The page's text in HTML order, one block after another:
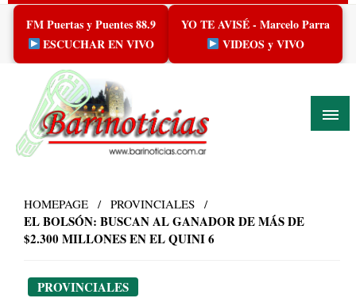
Skip
content
FM Puertas y Puentes 88.9
ESCUCHAR EN VIVO
YO TE AVISÉ - Marcelo Parra
VIDEOS y VIVO
HOMEPAGE PROVINCIALES
EL BOLSÓN: BUSCAN AL GANADOR DE MÁS DE
$2.300 MILLONES EN EL QUINI 6
PROVINCIALES